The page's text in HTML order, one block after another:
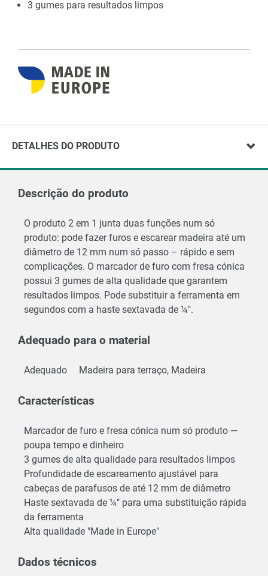
3 gumes para resultados limpos
DETALHES DO PRODUTO
Descrição do produto
O produto 2 em 1 junta duas funções num só
produto: pode fazer furos e escarear madeira até um
diâmetro de 12 mm num só passo – rápido e sem
complicações. O marcador de furo com fresa cónica
possui 3 gumes de alta qualidade que garantem
resultados limpos. Pode substituir a ferramenta em
segundos com a haste sextavada de ¼".
Adequado para o material
Adequado Madeira para terraço, Madeira
Características
Marcador de furo e fresa cónica num só produto —
poupa tempo e dinheiro
3 gumes de alta qualidade para resultados limpos
Profundidade de escareamento ajustável para
cabeças de parafusos de até 12 mm de diâmetro
Haste sextavada de ¼" para uma substituição rápida
da ferramenta
Alta qualidade "Made in Europe"
Dados técnicos